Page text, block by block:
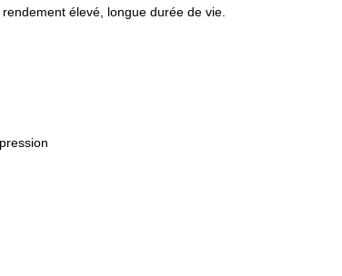
élevé, longue durée de vie.